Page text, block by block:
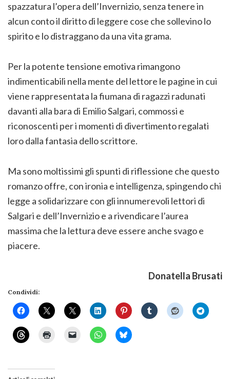
spazzatura l’opera dell’Invernizio, senza tenere in
alcun conto il diritto di leggere cose che sollevino lo
spirito e lo distraggano da una vita grama.
Per la potente tensione emotiva rimangono
indimenticabili nella mente del lettore le pagine in cui
viene rappresentata la fiumana di ragazzi radunati
davanti alla bara di Emilio Salgari, commossi e
riconoscenti per i momenti di divertimento regalati
loro dalla fantasia dello scrittore.
Ma sono moltissimi gli spunti di riflessione che questo
romanzo offre, con ironia e intelligenza, spingendo chi
legge a solidarizzare con gli innumerevoli lettori di
Salgari e dell’Invernizio e a rivendicare l’aurea
massima che la lettura deve essere anche svago e
piacere.
Donatella Brusati
Condividi: